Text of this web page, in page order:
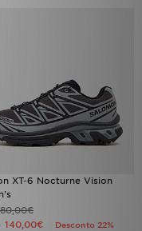
XT-6 Nocturne Vision
140,00€ Desconto 22%